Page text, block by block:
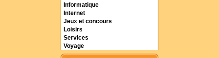
Informatique
Internet
Jeux et concours
Loisirs
Services
Voyage